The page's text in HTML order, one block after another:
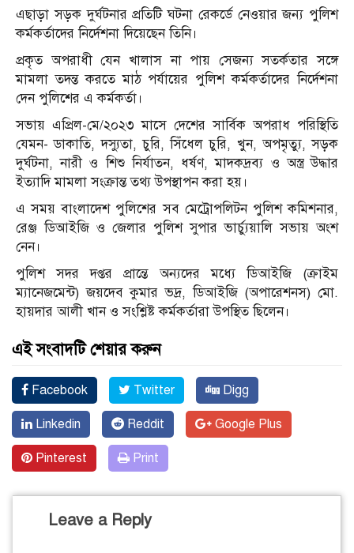
এছাড়া সড়ক দুর্ঘটনার প্রতিটি ঘটনা রেকর্ডে নেওয়ার জন্য পুলিশ
কর্মকর্তাদের নির্দেশনা দিয়েছেন তিনি।
প্রকৃত অপরাধী যেন খালাস না পায় সেজন্য সতর্কতার সঙ্গে
মামলা তদন্ত করতে মাঠ পর্যায়ের পুলিশ কর্মকর্তাদের নির্দেশনা
দেন পুলিশের এ কর্মকর্তা।
সভায় এপ্রিল-মে/২০২৩ মাসে দেশের সার্বিক অপরাধ পরিস্থিতি
যেমন- ডাকাতি, দস্যুতা, চুরি, সিঁধেল চুরি, খুন, অপমৃত্যু, সড়ক
দুর্ঘটনা, নারী ও শিশু নির্যাতন, ধর্ষণ, মাদকদ্রব্য ও অস্ত্র উদ্ধার
ইত্যাদি মামলা সংক্রান্ত তথ্য উপস্থাপন করা হয়।
এ সময় বাংলাদেশ পুলিশের সব মেট্রোপলিটন পুলিশ কমিশনার,
রেঞ্জ ডিআইজি ও জেলার পুলিশ সুপার ভার্চ্যুয়ালি সভায় অংশ
নেন।
পুলিশ সদর দপ্তর প্রান্তে অন্যদের মধ্যে ডিআইজি (ক্রাইম
ম্যানেজমেন্ট) জয়দেব কুমার ভদ্র, ডিআইজি (অপারেশনস) মো.
হায়দার আলী খান ও সংশ্লিষ্ট কর্মকর্তারা উপস্থিত ছিলেন।
এই সংবাদটি শেয়ার করুন
Facebook Twitter Digg
Linkedin Reddit Google Plus
Pinterest Print
Leave a Reply